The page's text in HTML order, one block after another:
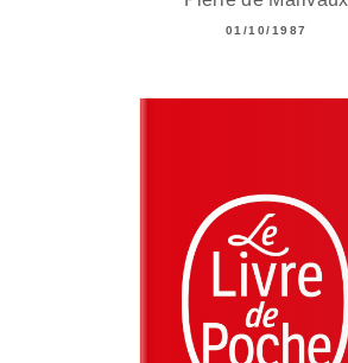
01/10/1987